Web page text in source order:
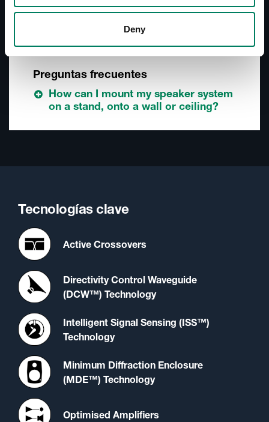
Deny
4030 BIM Object (dwg)
Preguntas frecuentes
How can I mount my speaker system
on a stand, onto a wall or ceiling?
Tecnologías clave
Active Crossovers
Directivity Control Waveguide
(DCW™) Technology
Intelligent Signal Sensing (ISS™)
Technology
Minimum Diffraction Enclosure
(MDE™) Technology
Optimised Amplifiers